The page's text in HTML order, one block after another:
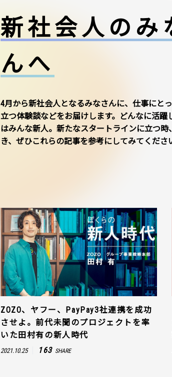
新社会人のみ
んへ
4月から新社会人となるみなさんに、仕事にと
立つ体験談などをお届けします。どんなに活躍
はみんな新人。新たなスタートラインに立つ時
き、ぜひこれらの記事を参考にしてみてくださ
ZOZO、ヤフー、PayPay3社連携を成功
させよ。前代未聞のプロジェクトを率
いた田村有の新人時代
2021.10.25 163 SHARE